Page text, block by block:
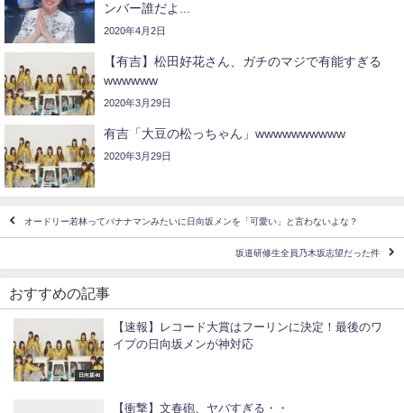
ンバー誰だよ...
2020年4月2日
【有吉】松田好花さん、ガチのマジで有能すぎる
wwwwww
2020年3月29日
有吉「大豆の松っちゃん」wwwwwwwwww
2020年3月29日
オードリー若林ってバナナマンみたいに日向坂メンを「可愛い」と言わないよな？
坂道研修生全員乃木坂志望だった件
おすすめの記事
日向坂46
【速報】レコード大賞はフーリンに決定！最後のワ
イプの日向坂メンが神対応
【衝撃】文春砲、ヤバすぎる・・